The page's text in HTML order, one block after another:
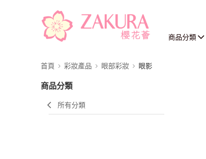
商品分類
首頁 彩妝產品 眼部彩妝 眼影
商品分類
所有分類